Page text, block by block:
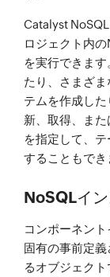
Catalyst
ロジェクト内
を実行できま
たり、さまざ
テムを作成し
新、取得、ま
を指定して、
することもでき
NoSQLイ
コンポーネン
固有の事前定
るオブジェクト